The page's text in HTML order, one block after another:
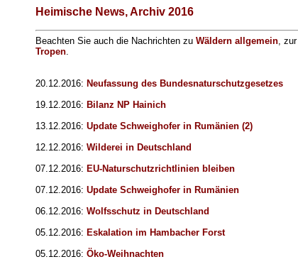
Heimische News, Archiv 2016
Beachten Sie auch die Nachrichten zu Wäldern allgemein, zur
Tropen.
20.12.2016: Neufassung des Bundesnaturschutzgesetzes
19.12.2016: Bilanz NP Hainich
13.12.2016: Update Schweighofer in Rumänien (2)
12.12.2016: Wilderei in Deutschland
07.12.2016: EU-Naturschutzrichtlinien bleiben
07.12.2016: Update Schweighofer in Rumänien
06.12.2016: Wolfsschutz in Deutschland
05.12.2016: Eskalation im Hambacher Forst
05.12.2016: Öko-Weihnachten